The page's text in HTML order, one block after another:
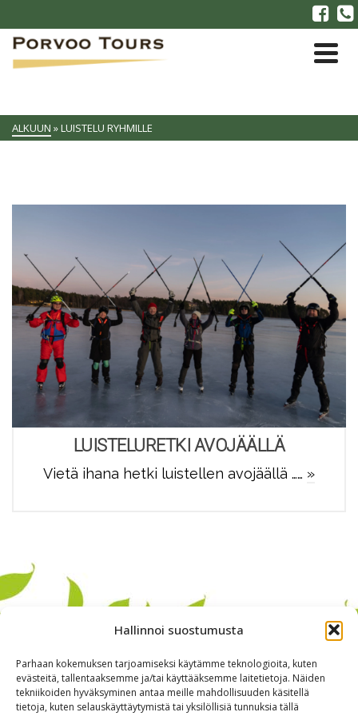
Hallinnoi suostumusta
Parhaan kokemuksen tarjoamiseksi käytämme teknologioita, kuten
evästeitä, tallentaaksemme ja/tai käyttääksemme laitetietoja. Näiden
tekniikoiden hyväksyminen antaa meille mahdollisuuden käsitellä
tietoja, kuten selauskäyttäytymistä tai yksilöllisiä tunnuksia tällä
ALKUUN »LUISTELU RYHMILLE
LUISTELURETKI AVOJÄÄLLÄ
Vietä ihana hetki luistellen avojäällä …… »